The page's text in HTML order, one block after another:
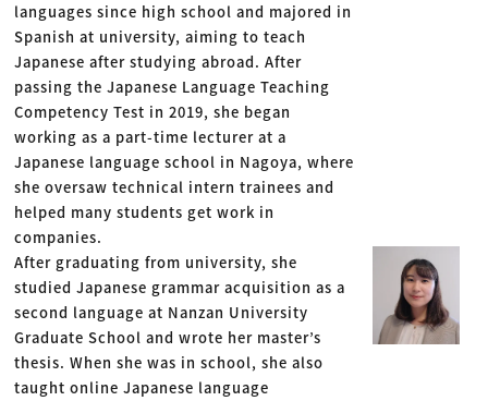
languages since high school and majored in
Spanish at university, aiming to teach
Japanese after studying abroad. After
passing the Japanese Language Teaching
Competency Test in 2019, she began
working as a part-time lecturer at a
Japanese language school in Nagoya, where
she oversaw technical intern trainees and
helped many students get work in
companies.
After graduating from university, she
studied Japanese grammar acquisition as a
second language at Nanzan University
Graduate School and wrote her master’s
thesis. When she was in school, she also
taught online Japanese language